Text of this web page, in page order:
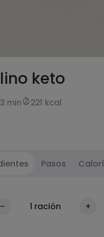
keto
3 min 221 kcal
Pasos
- 1 ración +
los ingredientes en un
Introducir 2 minutos en el